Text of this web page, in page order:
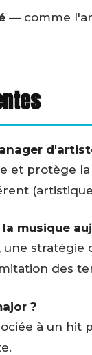
— comme
et protège
musique
une
des
?
à un